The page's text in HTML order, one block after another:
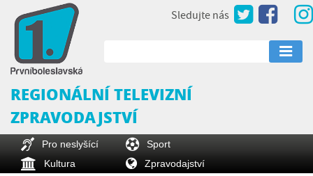
Sledujte nás
REGIONÁLNÍ TELEVIZNÍ
ZPRAVODAJSTVÍ
Pro neslyšící
Sport
Kultura
Zpravodajství